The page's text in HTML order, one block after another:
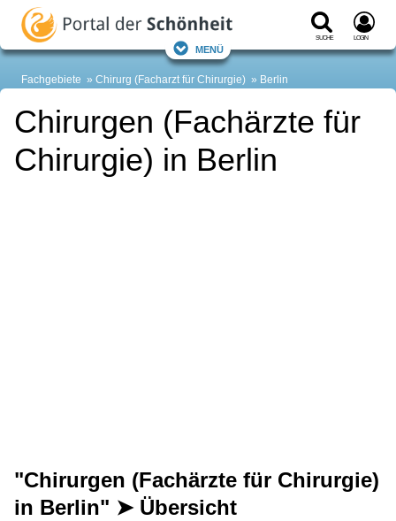
Suche Login
Menü
Fachgebiete Chirurg (Facharzt für Chirurgie) Berlin
Chirurgen (Fachärzte für
Chirurgie) in Berlin
"Chirurgen (Fachärzte für Chirurgie)
in Berlin" ➤ Übersicht